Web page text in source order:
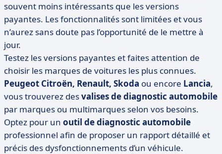
souvent moins intéressants que les versions
payantes. Les fonctionnalités sont limitées et vous
n’aurez sans doute pas l’opportunité de le mettre à
jour.
Testez les versions payantes et faites attention de
choisir les marques de voitures les plus connues.
Peugeot Citroën, Renault, Skoda ou encore Lancia,
vous trouverez desvalises de diagnostic automobile
par marques ou multimarques selon vos besoins.
Optez pour un outil de diagnostic automobile
professionnel afin de proposer un rapport détaillé et
précis des dysfonctionnements d’un véhicule.